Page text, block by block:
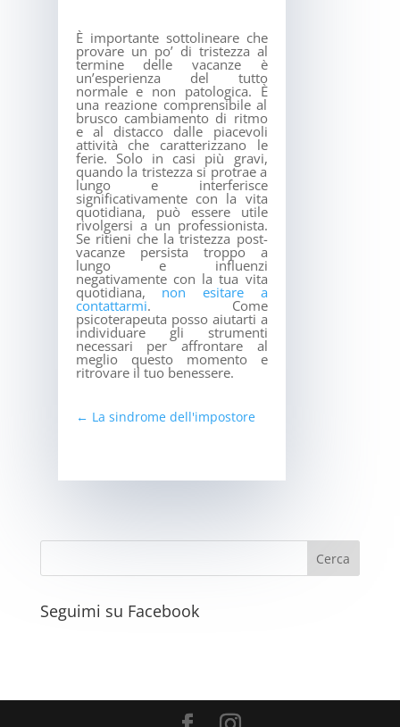
È importante sottolineare che
provare un po’ di tristezza al
termine delle vacanze è
un’esperienza del tutto
normale e non patologica. È
una reazione comprensibile al
brusco cambiamento di ritmo
e al distacco dalle piacevoli
attività che caratterizzano le
ferie. Solo in casi più gravi,
quando la tristezza si protrae a
lungo e interferisce
significativamente con la vita
quotidiana, può essere utile
rivolgersi a un professionista.
Se ritieni che la tristezza post-
vacanze persista troppo a
lungo e influenzi
negativamente con la tua vita
quotidiana, non esitare a
contattarmi. Come
psicoterapeuta posso aiutarti a
individuare gli strumenti
necessari per affrontare al
meglio questo momento e
ritrovare il tuo benessere.
← La sindrome dell'impostore
Seguimi su Facebook